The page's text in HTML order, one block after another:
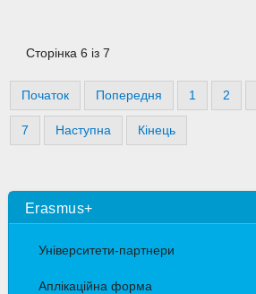
Сторінка 6 із 7
Початок Попередня 1 2
7 Наступна Кінець
Erasmus+
Університети-партнери
Аплікаційна форма